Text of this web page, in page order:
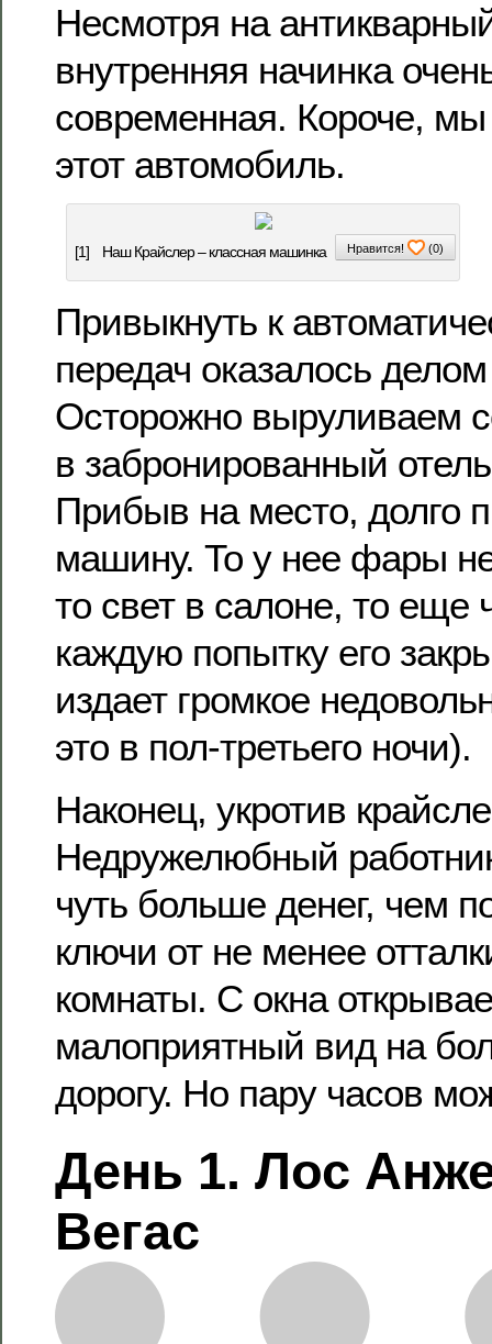
Несмотря на
внутренняя начинка
современная. Короче,
этот автомобиль.
[1] Наш Крайслер – классная машинка Нравится! (0)
Привыкнуть к
передач оказалось
Осторожно выруливаем
в забронированный
Прибыв на место, долго
машину. То у нее фары
то свет в салоне, то еще
каждую попытку его
издает громкое
это в пол-третьего ночи).
Наконец, укротив
Недружелюбный
чуть больше денег, чем
ключи от не менее
комнаты. С окна
малоприятный вид на
дорогу. Но пару часов
День 1. Лос
Вегас